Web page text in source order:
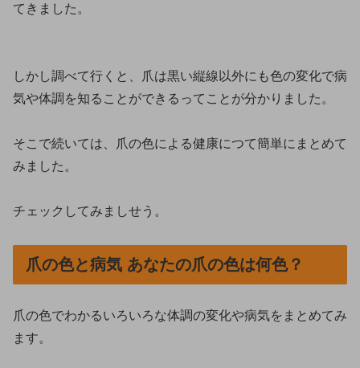
てきました。
しかし調べて行くと、爪は黒い縦線以外にも色の変化で病
気や体調を知ることができるってことが分かりました。
そこで続いては、爪の色による健康につて簡単にまとめて
みました。
チェックしてみましせう。
爪の色と病気 あなたの爪の色は何色？
爪の色でわかるいろいろな体調の変化や病気をまとめてみ
ます。